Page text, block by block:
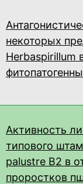
некоторых
Herbaspirillum
Активность
типового
palustre B2 в
проростков